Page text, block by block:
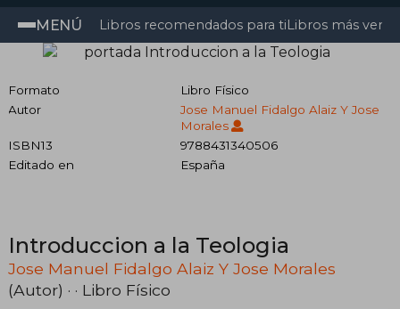
MENÚ Libros recomendados para tiLibros más
Formato
Libro Físico
Autor
Jose Manuel Fidalgo Alaiz Y Jose
Morales
ISBN13
9788431340506
Editado en
España
Introduccion a la Teologia
Jose Manuel Fidalgo Alaiz Y Jose Morales
(Autor) · · Libro Físico